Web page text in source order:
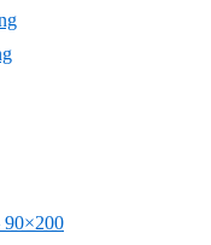
90×200